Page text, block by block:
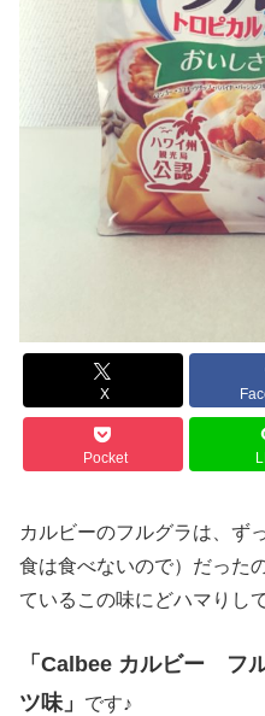
X
Pocket
カルビーのフルグラは、ず
食は食べないので）だった
ているこの味にどハマりし
「Calbee カルビー フ
ツ味」
です♪